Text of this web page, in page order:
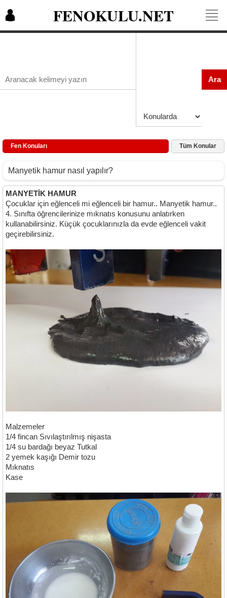
FENOKULU.NET
Ara
Fen Konuları Tüm Konular
Manyetik hamur nasıl yapılır?
MANYETİK HAMUR
Çocuklar için eğlenceli mi eğlenceli bir hamur.. Manyetik hamur..
4. Sınıfta öğrencilerinize mıknatıs konusunu anlatırken
kullanabilirsiniz. Küçük çocuklarınızla da evde eğlenceli vakit
geçirebilirsiniz.
Malzemeler
1/4 fincan Sıvılaştırılmış nişasta
1/4 su bardağı beyaz Tutkal
2 yemek kaşığı Demir tozu
Mıknatıs
Kase